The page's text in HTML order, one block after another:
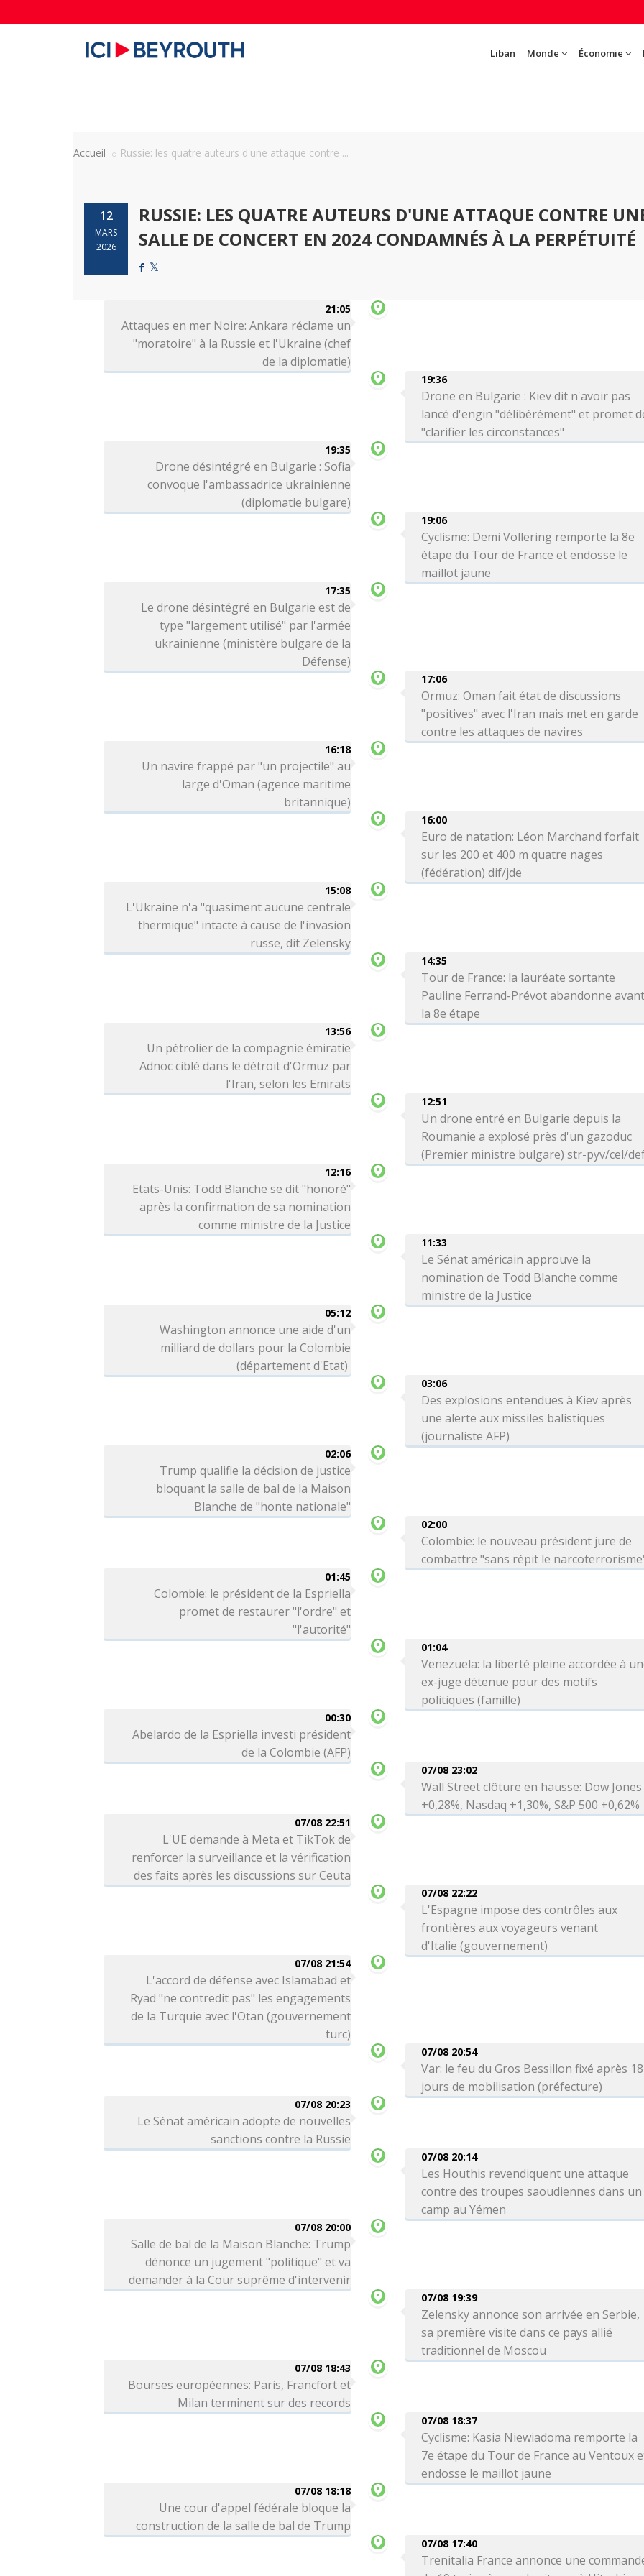
Liban Monde Économie
Accueil Russie: les quatre auteurs d'une attaque contre ...
12
MARS
2026
RUSSIE: LES QUATRE AUTEURS D'UNE ATTAQUE CONTRE
SALLE DE CONCERT EN 2024 CONDAMNÉS À LA PERPÉTUITÉ
21:05
Attaques en mer Noire: Ankara réclame un
"moratoire" à la Russie et l'Ukraine (chef
de la diplomatie)
19:36
Drone en Bulgarie : Kiev dit n'avoir pas
lancé d'engin "délibérément" et promet
"clarifier les circonstances"
19:35
Drone désintégré en Bulgarie : Sofia
convoque l'ambassadrice ukrainienne
(diplomatie bulgare)
19:06
Cyclisme: Demi Vollering remporte la 8e
étape du Tour de France et endosse le
maillot jaune
17:35
Le drone désintégré en Bulgarie est de
type "largement utilisé" par l'armée
ukrainienne (ministère bulgare de la
Défense)
17:06
Ormuz: Oman fait état de discussions
"positives" avec l'Iran mais met en garde
contre les attaques de navires
16:18
Un navire frappé par "un projectile" au
large d'Oman (agence maritime
britannique)
16:00
Euro de natation: Léon Marchand forfait
sur les 200 et 400 m quatre nages
(fédération) dif/jde
15:08
L'Ukraine n'a "quasiment aucune centrale
thermique" intacte à cause de l'invasion
russe, dit Zelensky
14:35
Tour de France: la lauréate sortante
Pauline Ferrand-Prévot abandonne
la 8e étape
13:56
Un pétrolier de la compagnie émiratie
Adnoc ciblé dans le détroit d'Ormuz par
l'Iran, selon les Emirats
12:51
Un drone entré en Bulgarie depuis la
Roumanie a explosé près d'un gazoduc
(Premier ministre bulgare) str-pyv/cel/
12:16
Etats-Unis: Todd Blanche se dit "honoré"
après la confirmation de sa nomination
comme ministre de la Justice
11:33
Le Sénat américain approuve la
nomination de Todd Blanche comme
ministre de la Justice
05:12
Washington annonce une aide d'un
milliard de dollars pour la Colombie
(département d'Etat)
03:06
Des explosions entendues à Kiev après
une alerte aux missiles balistiques
(journaliste AFP)
02:06
Trump qualifie la décision de justice
bloquant la salle de bal de la Maison
Blanche de "honte nationale"
02:00
Colombie: le nouveau président jure de
combattre "sans répit le
01:45
Colombie: le président de la Espriella
promet de restaurer "l'ordre" et
"l'autorité"
01:04
Venezuela: la liberté pleine accordée à
ex-juge détenue pour des motifs
politiques (famille)
00:30
Abelardo de la Espriella investi président
de la Colombie (AFP)
07/08 23:02
Wall Street clôture en hausse: Dow Jones
+0,28%, Nasdaq +1,30%, S&P 500 +0,62%
07/08 22:51
L'UE demande à Meta et TikTok de
renforcer la surveillance et la vérification
des faits après les discussions sur Ceuta
07/08 22:22
L'Espagne impose des contrôles aux
frontières aux voyageurs venant
d'Italie (gouvernement)
07/08 21:54
L'accord de défense avec Islamabad et
Ryad "ne contredit pas" les engagements
de la Turquie avec l'Otan (gouvernement
turc)
07/08 20:54
Var: le feu du Gros Bessillon fixé après 18
jours de mobilisation (préfecture)
07/08 20:23
Le Sénat américain adopte de nouvelles
sanctions contre la Russie
07/08 20:14
Les Houthis revendiquent une attaque
contre des troupes saoudiennes dans un
camp au Yémen
07/08 20:00
Salle de bal de la Maison Blanche: Trump
dénonce un jugement "politique" et va
demander à la Cour suprême d'intervenir
07/08 19:39
Zelensky annonce son arrivée en Serbie,
sa première visite dans ce pays allié
traditionnel de Moscou
07/08 18:43
Bourses européennes: Paris, Francfort et
Milan terminent sur des records
07/08 18:37
Cyclisme: Kasia Niewiadoma remporte la
7e étape du Tour de France au Ventoux
endosse le maillot jaune
07/08 18:18
Une cour d'appel fédérale bloque la
construction de la salle de bal de Trump
07/08 17:40
Trenitalia France annonce une